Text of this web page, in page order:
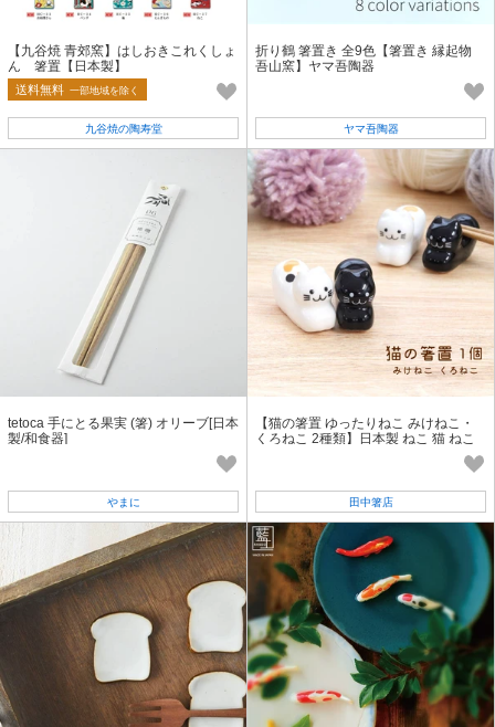
【九谷焼 青郊窯】はしおきこれくしょ
ん 箸置【日本製】
送料無料 一部地域を除く
九谷焼の陶寿堂
折り鶴 箸置き 全9色【箸置き 縁起物
吾山窯】ヤマ吾陶器
ヤマ吾陶器
tetoca 手にとる果実 (箸) オリーブ[日本
製/和食器]
やまに
【猫の箸置 ゆったりねこ みけねこ・
くろねこ 2種類】日本製 ねこ 猫 ねこ
田中箸店